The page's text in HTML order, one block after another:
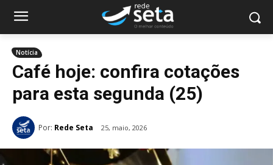
Notícia
Café hoje: confira cotações
para esta segunda (25)
Por: Rede Seta 25, maio, 2026